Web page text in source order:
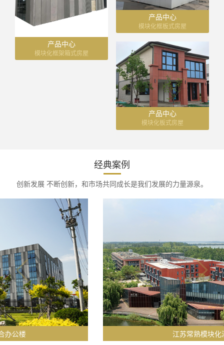
产品中心
模块化框架箱式房屋
产品中心
模块化框板式房屋
产品中心
模块化板式房屋
经典案例
创新发展 不断创新，和市场共同成长是我们发展的力量源泉。